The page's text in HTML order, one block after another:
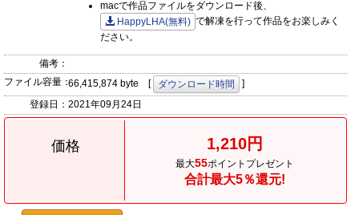
macで作品ファイルをダウンロード後、
HappyLHA(無料) で解凍を行って作品をお楽しみく
ださい。
備考：
ファイル容量：66,415,874 byte [ ダウンロード時間
]
登録日： 2021年09月24日
価格 1,210円
最大55ポイントプレゼント
合計最大5％還元!